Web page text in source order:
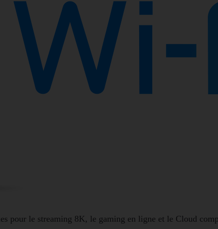
pour le streaming 8K, le gaming en ligne et le Cloud